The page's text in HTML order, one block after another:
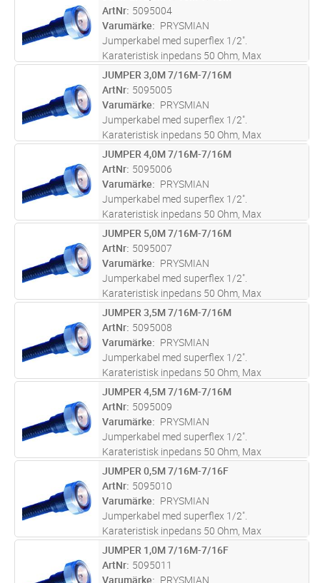
Engångsböjning 15 mm, Upprepad böjning 30
mm. Drifttemp -40 till +70gr C.Kapslingsklass
IP68.
ArtNr 5095004
Varumärke
PRYSMIAN
Jumperkabel med superflex 1/2".
Karateristisk inpedans 50 Ohm, Max
dragkraft 500N, Min.böjradie:
Engångsböjning 15 mm, Upprepad böjning 30
mm. Drifttemp -40 till +70gr C.Kapslingsklass
IP68.
ST Lägg i kundvagn
JUMPER 3,0M 7/16M-7/16M
ArtNr 5095005
Varumärke
PRYSMIAN
Jumperkabel med superflex 1/2".
Karateristisk inpedans 50 Ohm, Max
dragkraft 500N, Min.böjradie:
Engångsböjning 15 mm, Upprepad böjning 30
mm. Drifttemp -40 till +70gr C.Kapslingsklass
IP68.
ST Lägg i kundvagn
JUMPER 4,0M 7/16M-7/16M
ArtNr 5095006
Varumärke
PRYSMIAN
Jumperkabel med superflex 1/2".
Karateristisk inpedans 50 Ohm, Max
dragkraft 500N, Min.böjradie:
Engångsböjning 15 mm, Upprepad böjning 30
mm. Drifttemp -40 till +70gr C.Kapslingsklass
IP68.
ST Lägg i kundvagn
JUMPER 5,0M 7/16M-7/16M
ArtNr 5095007
Varumärke
PRYSMIAN
Jumperkabel med superflex 1/2".
Karateristisk inpedans 50 Ohm, Max
dragkraft 500N, Min.böjradie:
Engångsböjning 15 mm, Upprepad böjning 30
mm. Drifttemp -40 till +70gr C.Kapslingsklass
IP68.
ST Lägg i kundvagn
JUMPER 3,5M 7/16M-7/16M
ArtNr 5095008
Varumärke
PRYSMIAN
Jumperkabel med superflex 1/2".
Karateristisk inpedans 50 Ohm, Max
dragkraft 500N, Min.böjradie:
Engångsböjning 15 mm, Upprepad böjning 30
mm. Drifttemp -40 till +70gr C.Kapslingsklass
IP68.
ST Lägg i kundvagn
JUMPER 4,5M 7/16M-7/16M
ArtNr 5095009
Varumärke
PRYSMIAN
Jumperkabel med superflex 1/2".
Karateristisk inpedans 50 Ohm, Max
dragkraft 500N, Min.böjradie:
Engångsböjning 15 mm, Upprepad böjning 30
mm. Drifttemp -40 till +70gr C.Kapslingsklass
IP68.
ST Lägg i kundvagn
JUMPER 0,5M 7/16M-7/16F
ArtNr 5095010
Varumärke
PRYSMIAN
Jumperkabel med superflex 1/2".
Karateristisk inpedans 50 Ohm, Max
dragkraft 500N, Min.böjradie:
Engångsböjning 15 mm, Upprepad böjning 30
mm. Drifttemp -40 till +70gr C.Kapslingsklass
ST Lägg i kundvagn
JUMPER 1,0M 7/16M-7/16F
ArtNr 5095011
Varumärke
PRYSMIAN